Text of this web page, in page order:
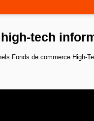
tech
Fonds de commerce High-